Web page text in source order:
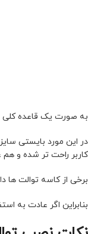
به صورت یک قاعده کلی
در این مورد بایستی
کاربر راحت تر شده و
برخی از کاسه توالت ها
بنابراین اگر عادت به